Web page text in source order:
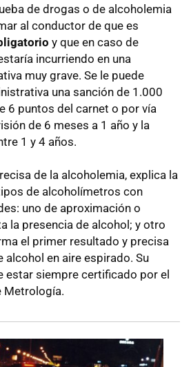
de drogas o de alcoholemia
al conductor de que es
y que en caso de
incurriendo en una
muy grave. Se le puede
una sanción de 1.000
6 puntos del carnet o por vía
de 6 meses a 1 año y la
1 y 4 años.
de la alcoholemia, explica la
de alcoholímetros con
uno de aproximación o
la presencia de alcohol; y otro
el primer resultado y precisa
alcohol en aire espirado. Su
estar siempre certificado por el
Metrología.